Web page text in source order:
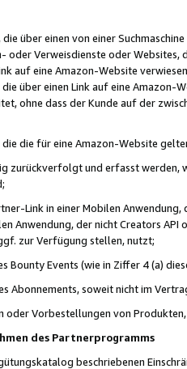
über einen von einer
oder Verweisdienste oder Websites,
auf eine Amazon-Website
über einen Link auf eine
ohne dass der Kunde auf der
die für eine Amazon-Website
zurückverfolgt und erfasst werden,
Link in einer Mobilen
Anwendung, der nicht Creators
zur Verfügung stellen, nutzt;
Bounty Events (wie in Ziffer 4 (a)
Abonnements, soweit nicht im
oder Vorbestellungen von
des Partnerprogramms
beschriebenen